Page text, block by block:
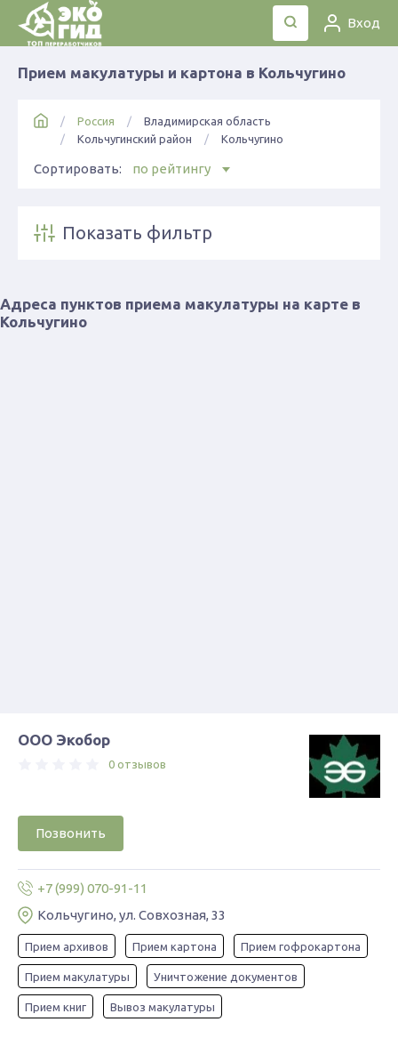
Вход
Прием макулатуры и картона в Кольчугино
Россия
Владимирская область
Кольчугинский район
Кольчугино
Сортировать: по рейтингу
Показать фильтр
Адреса пунктов приема макулатуры на карте в
Кольчугино
ООО Экобор
0 отзывов
Позвонить
+7 (999) 070-91-11
Кольчугино, ул. Совхозная, 33
Прием архивов Прием картона Прием гофрокартона
Прием макулатуры Уничтожение документов
Прием книг Вывоз макулатуры